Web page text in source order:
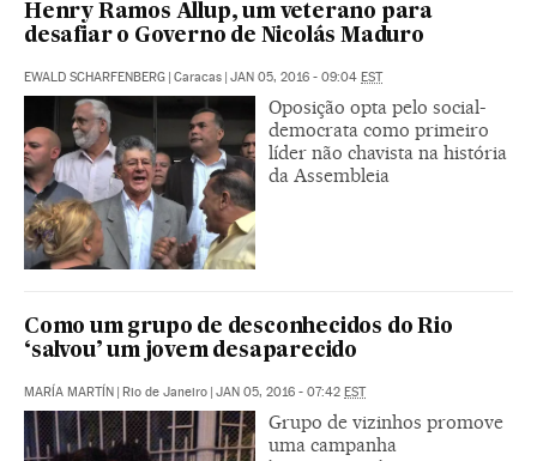
Henry Ramos Allup, um veterano para
desafiar o Governo de Nicolás Maduro
EWALD SCHARFENBERG | Caracas | JAN 05, 2016 - 09:04 EST
Oposição opta pelo social-
democrata como primeiro
líder não chavista na história
da Assembleia
Como um grupo de desconhecidos do Rio
‘salvou’ um jovem desaparecido
MARÍA MARTÍN | Rio de Janeiro | JAN 05, 2016 - 07:42 EST
Grupo de vizinhos promove
uma campanha